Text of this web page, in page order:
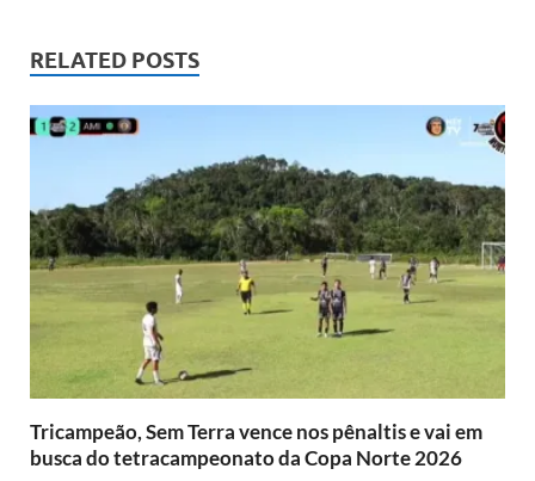
RELATED POSTS
Tricampeão, Sem Terra vence nos pênaltis e vai em
busca do tetracampeonato da Copa Norte 2026